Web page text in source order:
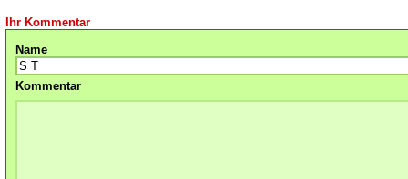
Ihr Kommentar
Name
Kommentar